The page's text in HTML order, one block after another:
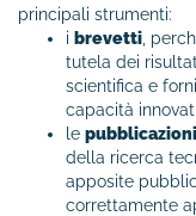
principali strumenti:
i brevetti ,
tutela dei
scientifica e
capacità
le
della ricerca
apposite
correttamente